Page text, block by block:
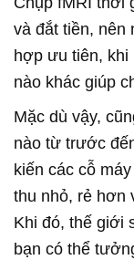
và đắt tiền, nên
hợp ưu tiên, khi
nào khác giúp
Mặc dù vậy,
nào từ trước
kiến các cỗ
thu nhỏ, rẻ hơn
Khi đó, thế giới
bạn có thể